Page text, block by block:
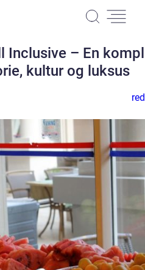
Inclusive – En
kultur og luksus